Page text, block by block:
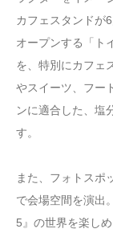
カフェスタンドが
オープンする「ト
を、特別にカフェ
やスイーツ、フー
ンに適合した、塩
す。
また、フォトスポ
で会場空間を演出
5』の世界を楽し